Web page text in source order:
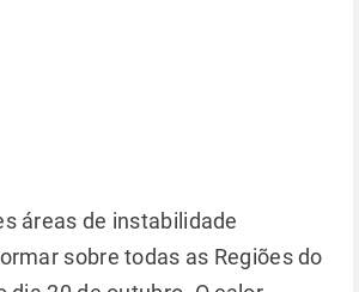
áreas de instabilidade
sobre todas as Regiões do